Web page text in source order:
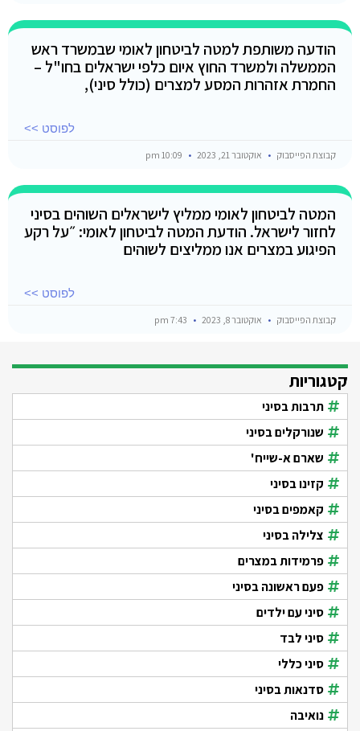
הודעה משותפת למטה לביטחון לאומי שבמשרד ראש
הממשלה ולמשרד החוץ איום כלפי ישראלים בחו"ל –
החמרת אזהרות המסע למצרים (כולל סיני),
לפוסט >>
קבוצת הפייסבוק אוקטובר 21, 2023
המטה לביטחון לאומי ממליץ לישראלים השוהים בסיני
לחזור לישראל. הודעת המטה לביטחון לאומי: ״על רקע
הפיגוע במצרים אנו ממליצים לשוהים
לפוסט >>
קבוצת הפייסבוק אוקטובר 8, 2023
קטגוריות
תרבות בסיני
שנורקלים בסיני
שארם א-שייח'
קזינו בסיני
קאמפים בסיני
צלילה בסיני
פרמידות במצרים
פעם ראשונה בסיני
סיני עם ילדים
סיני לבד
סיני כללי
סדנאות בסיני
נואיבה